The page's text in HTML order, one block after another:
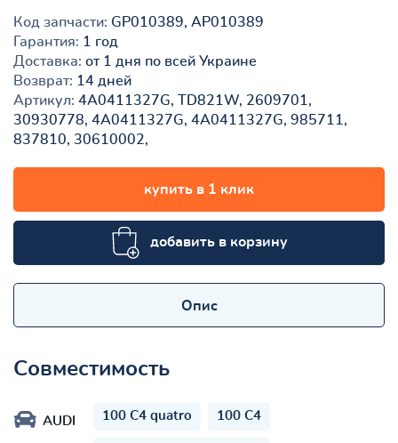
Код запчасти: GP010389, AP010389
Гарантия: 1 год
Доставка: от 1 дня по всей Украине
Возврат: 14 дней
Артикул: 4A0411327G, TD821W, 2609701,
30930778, 4A0411327G, 4A0411327G, 985711,
837810, 30610002,
купить в 1 клик
добавить в корзину
Опис
Совместимость
AUDI 100 C4 quatro 100 C4